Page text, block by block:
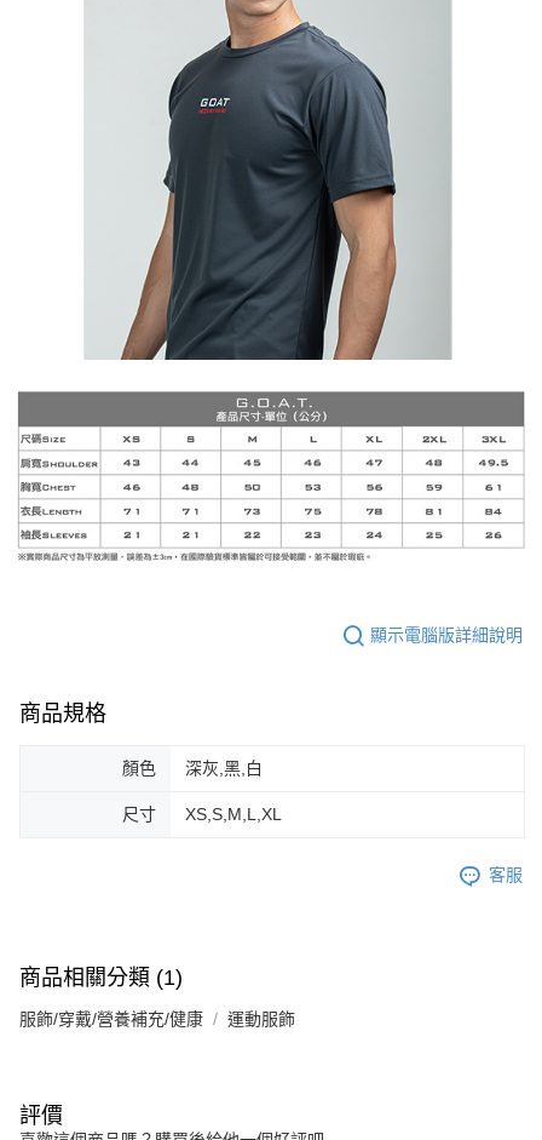
５．嚴禁一人註冊多個帳號或使用他人資訊註冊。若發現惡意使用之情形，
恩沛科技股份有限公司將有權停止該用戶之使用額度並採取法律行動。
顯示電腦版詳細說明
商品規格
顏色 深灰,黑,白
尺寸 XS,S,M,L,XL
客服
商品相關分類 (1)
服飾/穿戴/營養補充/健康 運動服飾
評價